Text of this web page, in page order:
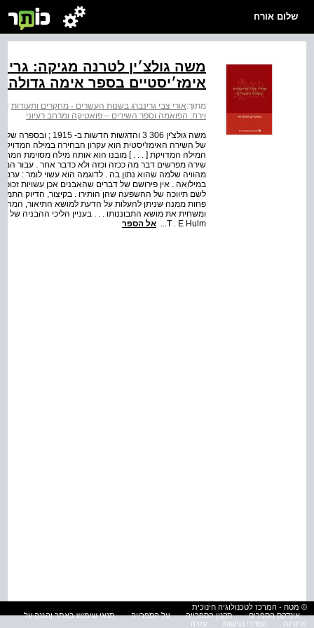
שלום אורח
משה גולצ׳ין לטרנה מגיקה:
אימז׳יסטיים בספר אימה גדולה
מתוך:אורי צבי גרינברג בשנות העשרים - מחקרים ותעודות >
וירח: הפואמה וספר השירים – פואטיקה ומרחב רעיוני
של השירה האימז'יסטית הוא עקרון הבחירה במילה
המילה המדויקת [ . . . ] מובנו הוא אותה מילה מסוימת
שירה מפרשים דבר מה ככזה וכזה ולא כדבר אחר . עבור
מהוויה שלמה שהוא נתון בה . לדוגמה הוא עשוי לומר :
במילואה . אין פירושם של דברים שהאבנים אכן עשויות
לשם תיווכה של ההשפעה שהן הותירו . בקיצור, הדיוק
פחות ממנה שניתן להעלות על הדעת למושא התיאור,
ומשחית את מושא התבוננותו . . . בעניין הליכי ההבניה
T . E Hulm...
אל הספר
© מטח - המרכז לטכנולוגיה חינוכית
אינדקס הספרים
תקנון הספרייה על הספרייה
תנאי שימוש באתר והגנה על
פרטיות
הסדרי נגישות עזרה